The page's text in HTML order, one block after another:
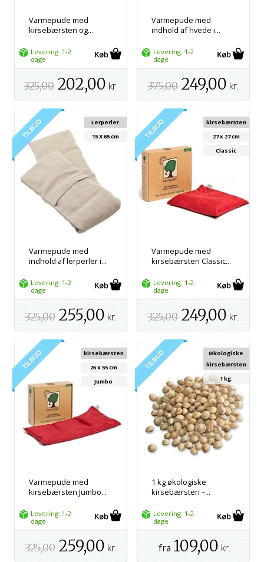
Varmepude med
kirsebærsten og...
Levering: 1-2
dage
325,00 202,00 kr.
Varmepude med
indhold af hvede i...
Levering: 1-2
dage
375,00 249,00 kr.
Varmepude med
indhold af lerperler i...
Lerperler
15 X 65 cm
Levering: 1-2
dage
325,00 255,00 kr.
Varmepude med
kirsebærsten Classic...
kirsebærsten
27 x 27 cm
Classic
Levering: 1-2
dage
325,00 249,00 kr.
Varmepude med
kirsebærsten Jumbo...
kirsebærsten
26 x 55 cm
Jumbo
Levering: 1-2
dage
325,00 259,00 kr.
1 kg økologiske
kirsebærsten –...
Økologiske
kirsebærsten
1 kg.
Levering: 1-2
dage
fra 109,00 kr.